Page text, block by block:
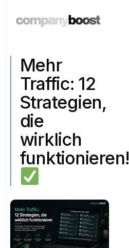
Mehr
Traffic: 12
Strategien,
die
wirklich
funktionieren!